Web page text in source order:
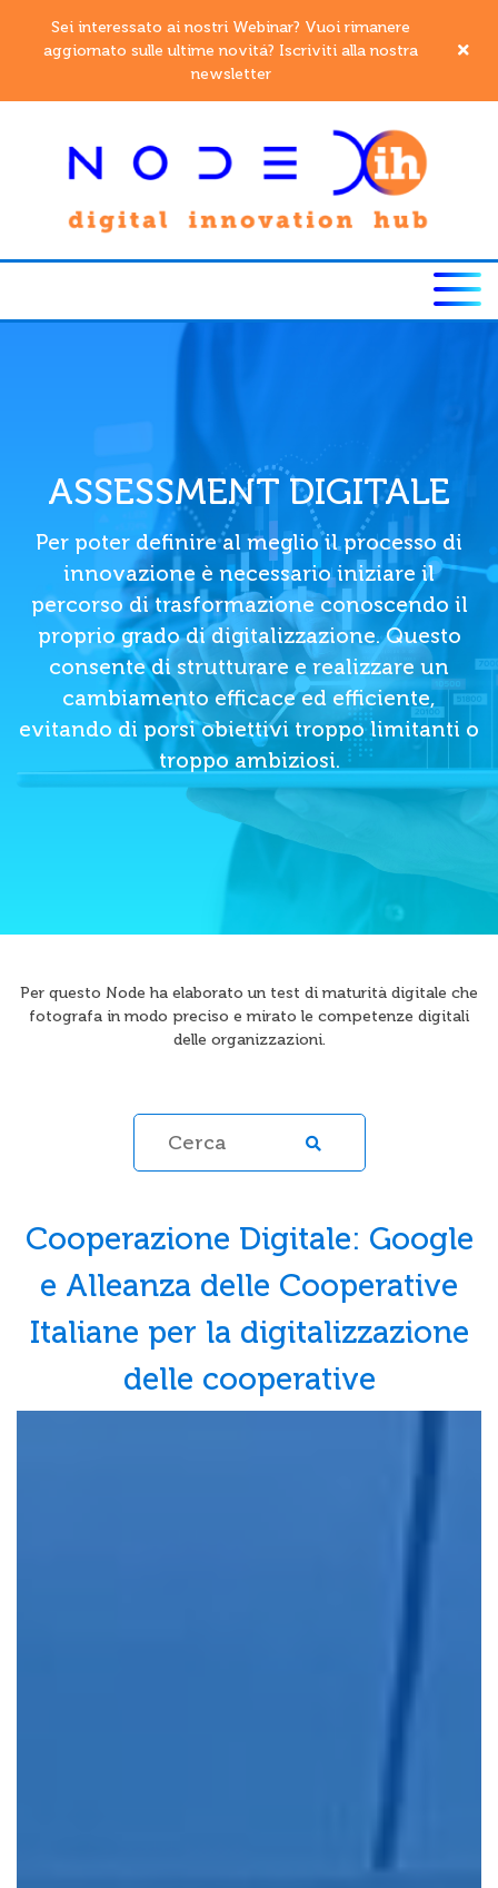
Sei interessato ai nostri Webinar? Vuoi rimanere
aggiornato sulle ultime novitá? Iscriviti alla nostra
newsletter
ASSESSMENT DIGITALE
Per poter definire al meglio il processo di
innovazione è necessario iniziare il
percorso di trasformazione conoscendo il
proprio grado di digitalizzazione. Questo
consente di strutturare e realizzare un
cambiamento efficace ed efficiente,
evitando di porsi obiettivi troppo limitanti o
troppo ambiziosi.
Per questo Node ha elaborato un test di maturità digitale che
fotografa in modo preciso e mirato le competenze digitali
delle organizzazioni.
Cooperazione Digitale: Google
e Alleanza delle Cooperative
Italiane per la digitalizzazione
delle cooperative